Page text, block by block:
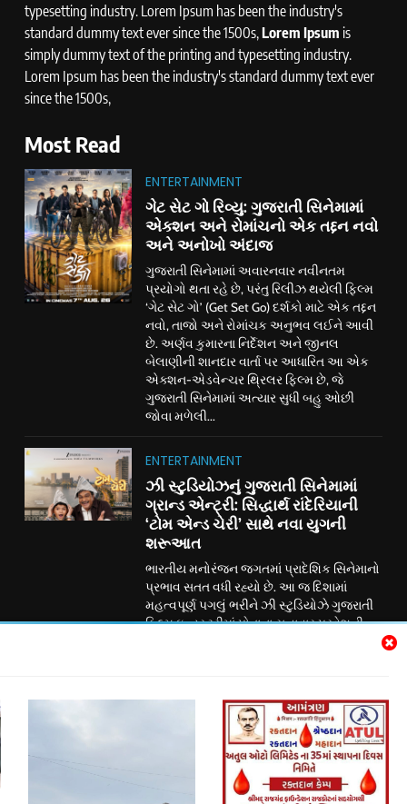
typesetting industry. Lorem Ipsum has been the industry's
standard dummy text ever since the 1500s,Lorem Ipsum is
simply dummy text of the printing and typesetting industry.
Lorem Ipsum has been the industry's standard dummy text ever
since the 1500s,
Most Read
ENTERTAINMENT
ગેટ સેટ ગો રિવ્યુ: ગુજરાતી સિનેમામાં
એક્શન અને રોમાંચનો એક તદ્દન નવો
અને અનોખો અંદાજ
ગુજરાતી સિનેમામાં અવારનવાર નવીનતમ
પ્રયોગો થતા રહે છે, પરંતુ રિલીઝ થયેલી ફિલ્મ
‘ગેટ સેટ ગો’ (Get Set Go) દર્શકો માટે એક તદ્દન
નવો, તાજો અને રોમાંચક અનુભવ લઈને આવી
છે. અર્ણવ કુમારના નિર્દેશન અને જીનલ
બેલાણીની શાનદાર વાર્તા પર આધારિત આ એક
એક્શન-એડવેન્ચર થ્રિલર ફિલ્મ છે, જે
ગુજરાતી સિનેમામાં અત્યાર સુધી બહુ ઓછી
જોવા મળેલી...
ENTERTAINMENT
ઝી સ્ટુડિયોઝનું ગુજરાતી સિનેમામાં
ગ્રાન્ડ એન્ટ્રી: સિદ્ધાર્થ રાંદેરિયાની
‘ટોમ એન્ડ ચેરી’ સાથે નવા યુગની
શરૂઆત
ભારતીય મનોરંજન જગતમાં પ્રાદેશિક સિનેમાનો
પ્રભાવ સતત વધી રહ્યો છે. આ જ દિશામાં
મહત્વપૂર્ણ પગલું ભરીને ઝી સ્ટુડિયોઝે ગુજરાતી
ફિલ્મ ઇન્ડસ્ટ્રીમાં પોતાના સત્તાવાર પ્રવેશની
સિનેમામાં પોતાની નવી ઇનિંગ્સની શરૂઆત કરી